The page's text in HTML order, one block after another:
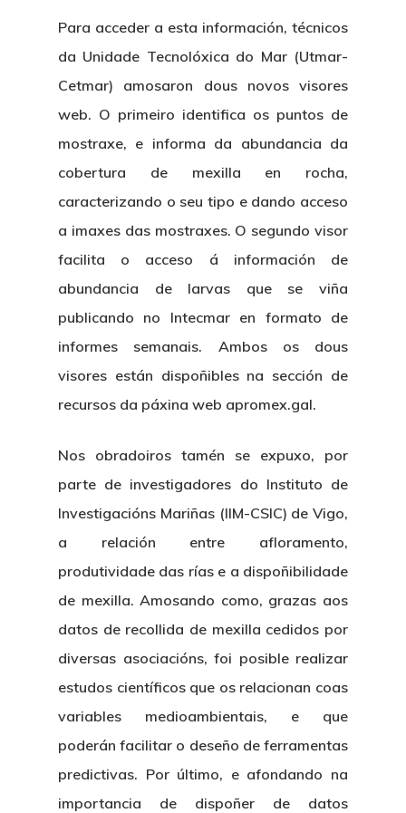
Para acceder a esta información, técnicos
da Unidade Tecnolóxica do Mar (Utmar-
Cetmar) amosaron dous novos visores
web. O primeiro identifica os puntos de
mostraxe, e informa da abundancia da
cobertura de mexilla en rocha,
caracterizando o seu tipo e dando acceso
a imaxes das mostraxes. O segundo visor
facilita o acceso á información de
abundancia de larvas que se viña
publicando no Intecmar en formato de
informes semanais. Ambos os dous
visores están dispoñibles na sección de
recursos da páxina web apromex.gal.
Nos obradoiros tamén se expuxo, por
parte de investigadores do Instituto de
Investigacións Mariñas (IIM-CSIC) de Vigo,
a relación entre afloramento,
produtividade das rías e a dispoñibilidade
de mexilla. Amosando como, grazas aos
datos de recollida de mexilla cedidos por
diversas asociacións, foi posible realizar
estudos científicos que os relacionan coas
variables medioambientais, e que
poderán facilitar o deseño de ferramentas
predictivas. Por último, e afondando na
importancia de dispoñer de datos
Nosotros
Directorio De Personal
Novedades
Actualidad
Proyectos